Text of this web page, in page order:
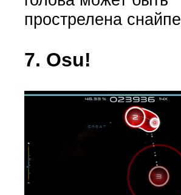
прострелена
7. Osu!